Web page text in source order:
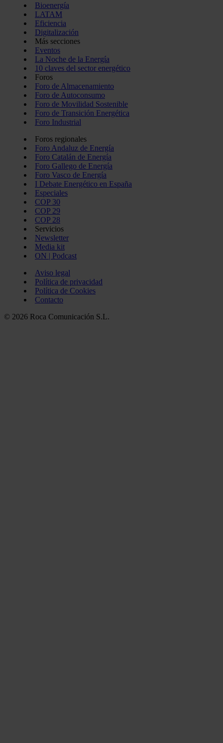
Bioenergía
LATAM
Eficiencia
Digitalización
Más secciones
Eventos
La Noche de la Energía
10 claves del sector energético
Foros
Foro de Almacenamiento
Foro de Autoconsumo
Foro de Movilidad Sostenible
Foro de Transición Energética
Foro Industrial
Foros regionales
Foro Andaluz de Energía
Foro Catalán de Energía
Foro Gallego de Energía
Foro Vasco de Energía
I Debate Energético en España
Especiales
COP 30
COP 29
COP 28
Servicios
Newsletter
Media kit
ON | Podcast
Aviso legal
Política de privacidad
Política de Cookies
Contacto
© 2026 Roca Comunicación S.L.